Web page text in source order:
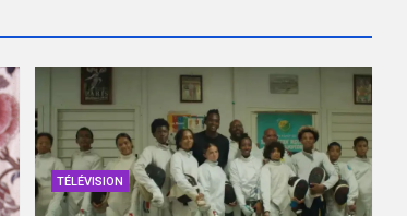
TÉLÉVISION